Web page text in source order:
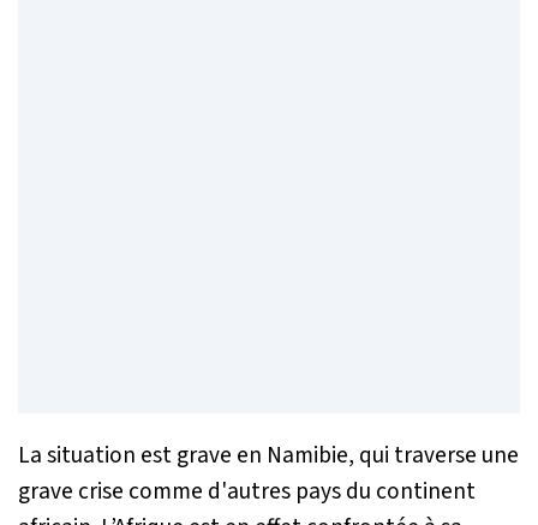
La situation est grave en Namibie, qui traverse une
grave crise comme d'autres pays du continent